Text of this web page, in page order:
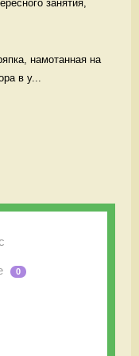
занятия,
намотанная на
в у...
0